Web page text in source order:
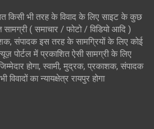
किसी भी तरह के विवाद के लिए साइट के कुछ
सामग्री ( समाचार / फोटो / विडियो आदि )
संपादक इस तरह के सामग्रियों के लिए कोई
पोर्टल में प्रकाशित ऐसी सामग्री के लिए
होगा, स्वामी, मुद्रक, प्रकाशक, संपादक
विवादों का न्यायक्षेत्र रायपुर होगा